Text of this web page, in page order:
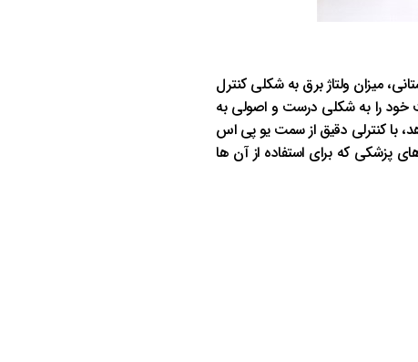
میزان ولتاژ برق به شکلی کنترل
خود را به شکلی درست و اصولی به
کنترلی دقیق از سمت یو پی اس
پزشکی که برای استفاده از آن ها